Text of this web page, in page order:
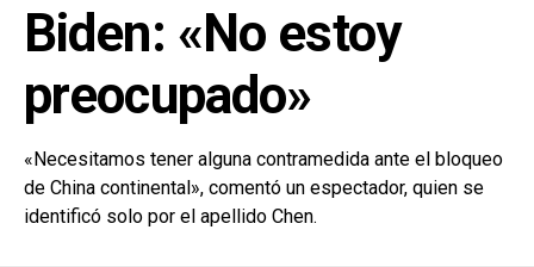
Biden: «No estoy
preocupado»
«Necesitamos tener alguna contramedida ante el bloqueo
de China continental», comentó un espectador, quien se
identificó solo por el apellido Chen.